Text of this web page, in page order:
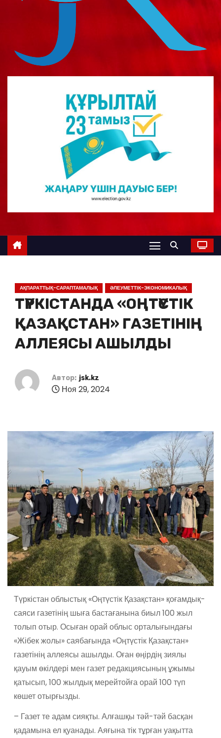
АҚПАРАТТЫҚ-САРАПТАМАЛЫҚ ӘЛЕУМЕТТІК-ЭКОНОМИКАЛЫҚ
ТҮРКІСТАНДА «ОҢТҮСТІК
ҚАЗАҚСТАН» ГАЗЕТІНІҢ
АЛЛЕЯСЫ АШЫЛДЫ
Автор: jsk.kz
Ноя 29, 2024
Түркістан облыстық «Оңтүстік Қазақстан» қоғамдық-
саяси газетінің шыға бастағанына биыл 100 жыл
толып отыр. Осыған орай облыс орталығындағы
«Жібек жолы» саябағында «Оңтүстік Қазақстан»
газетінің аллеясы ашылды. Оған өңірдің зиялы
қауым өкілдері мен газет редакциясының ұжымы
қатысып, 100 жылдық мерейтойға орай 100 түп
көшет отырғызды.
– Газет те адам сияқты. Алғашқы тәй-тәй басқан
қадамына ел қуанады. Аяғына тік тұрған уақытта